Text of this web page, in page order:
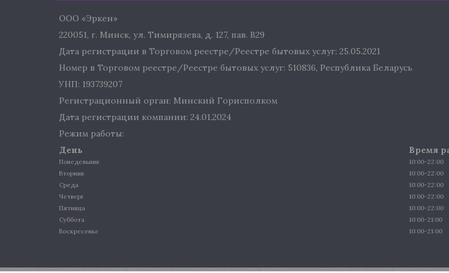
ООО «Эркен»
220051, г. Минск, ул. Тимирязева, д. 127, пав. В29
Дата регистрации в Торговом реестре/Реестре бытовых услуг: 25.05.2021
Номер в Торговом реестре/Реестре бытовых услуг: 510836, Республика Беларусь
УНП: 193739207
Регистрационный орган: Минский Горисполком
Дата регистрации компании: 24.01.2024
Режим работы:
День
Время
Понедельник
10:00-22:00
Вторник
10:00-22:00
Среда
10:00-22:00
Четверг
10:00-22:00
Пятница
10:00-22:00
Суббота
10:00-21:00
Воскресенье
10:00-21:00